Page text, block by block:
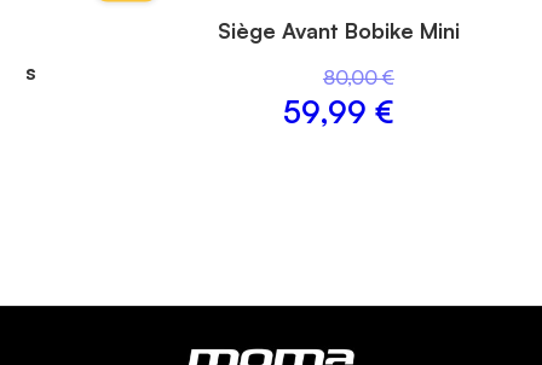
Siège Avant Bobike Mini
80,00 €
59,99 €